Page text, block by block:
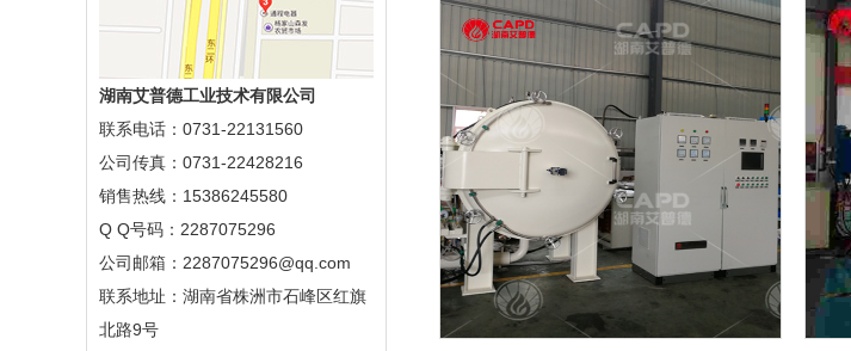
湖南艾普德工业技术有限公司
联系电话：0731-22131560
公司传真：0731-22428216
销售热线：15386245580
Q Q号码：2287075296
公司邮箱：2287075296@qq.com
联系地址：湖南省株洲市石峰区红旗
北路9号